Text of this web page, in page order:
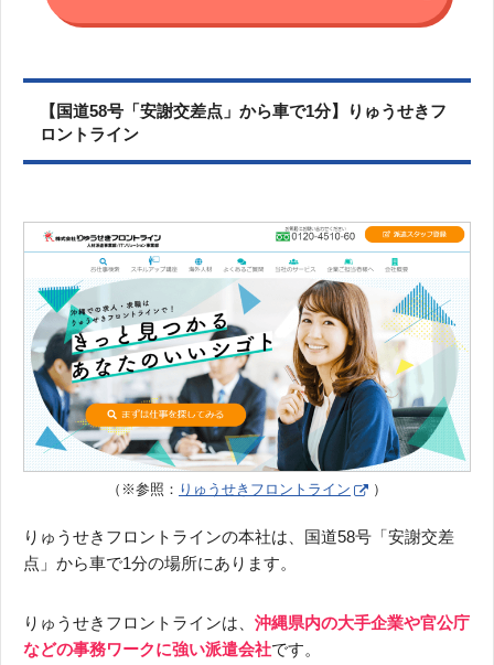
【国道58号「安謝交差点」から車で1分】りゅうせきフ
ロントライン
（※参照： りゅうせきフロントライン ）
りゅうせきフロントラインの本社は、国道58号「安謝交差
点」から車で1分の場所にあります。
りゅうせきフロントラインは、 沖縄県内の大手企業や官公庁
などの事務ワークに強い派遣会社です。